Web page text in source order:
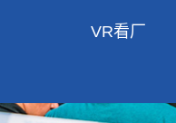
VR看厂